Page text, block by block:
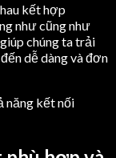
kết hợp
như cũng như
chúng ta trải
dễ dàng và đơn
năng kết nối